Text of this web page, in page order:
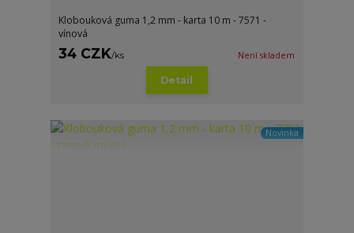
Klobouková guma 1,2 mm - karta 10 m - 7571 -
vínová
34 CZK/ks Není skladem
Detail
Novinka